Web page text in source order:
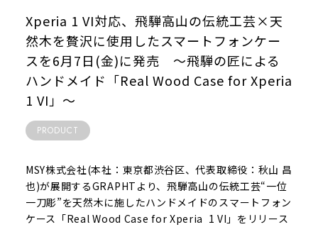
Xperia 1 VI対応、飛騨高山の伝統工芸×天
然木を贅沢に使用したスマートフォンケー
スを6月7日(金)に発売 ～飛騨の匠による
ハンドメイド「Real Wood Case for Xperia
1 VI」～
PRODUCT
MSY株式会社(本社：東京都渋谷区、代表取締役：秋山 昌
也)が展開するGRAPHTより、飛騨高山の伝統工芸“一位
一刀彫”を天然木に施したハンドメイドのスマートフォン
ケース「Real Wood Case for Xperia 1 VI」をリリース